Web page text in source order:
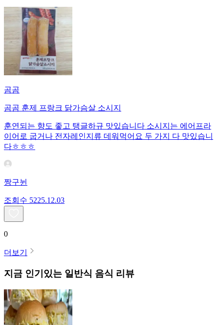
곰곰
곰곰 훈제 프랑크 닭가슴살 소시지
훈연되는 향도 좋고 탱글하규 맛있습니다 소시지는 에어프라
이어로 굽거나 전자레인지류 데워먹어요 두 가지 다 맛있습니
다ㅎㅎㅎ
짱구뉜
조회수 5225.12.03
0
더보기
지금 인기있는 일반식 음식 리뷰